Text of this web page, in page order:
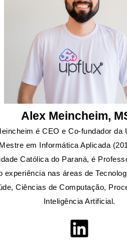
Alex Meincheim,
é CEO e Co-fundador da
em Informática Aplicada
Católica do Paraná, é
experiência nas áreas de
Ciências de Computação,
Inteligência Artificial.